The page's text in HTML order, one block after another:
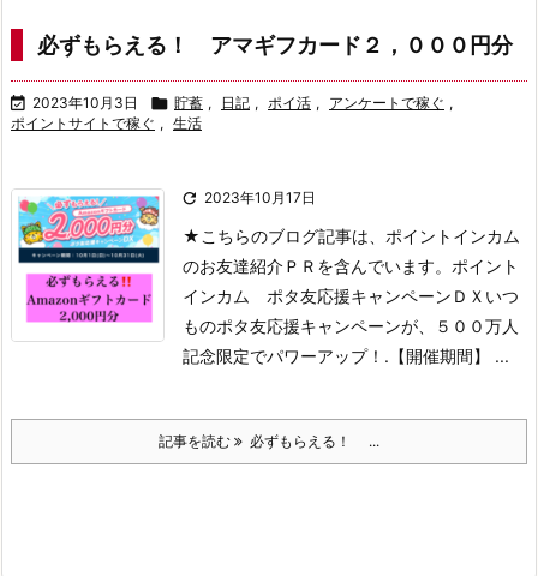
検索
必ずもらえる！ アマギフカード２，０００円分
 2023年10月3日  貯蓄 , 日記 , ポイ活 , アンケートで稼ぐ ,
ポイントサイトで稼ぐ , 生活
 2023年10月17日
★こちらのブログ記事は、ポイントインカム
のお友達紹介ＰＲを含んでいます。 ポイント
インカム ポタ友応援キャンペーンＤＸいつ
ものポタ友応援キャンペーンが、
５００万人
記念限定でパワーアップ！ . 【開催期間】 ...
記事を読む 必ずもらえる！ ...